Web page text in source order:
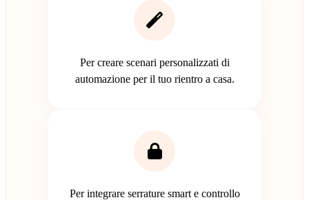
Per creare scenari personalizzati di
automazione per il tuo rientro a casa.
Per integrare serrature smart e controllo